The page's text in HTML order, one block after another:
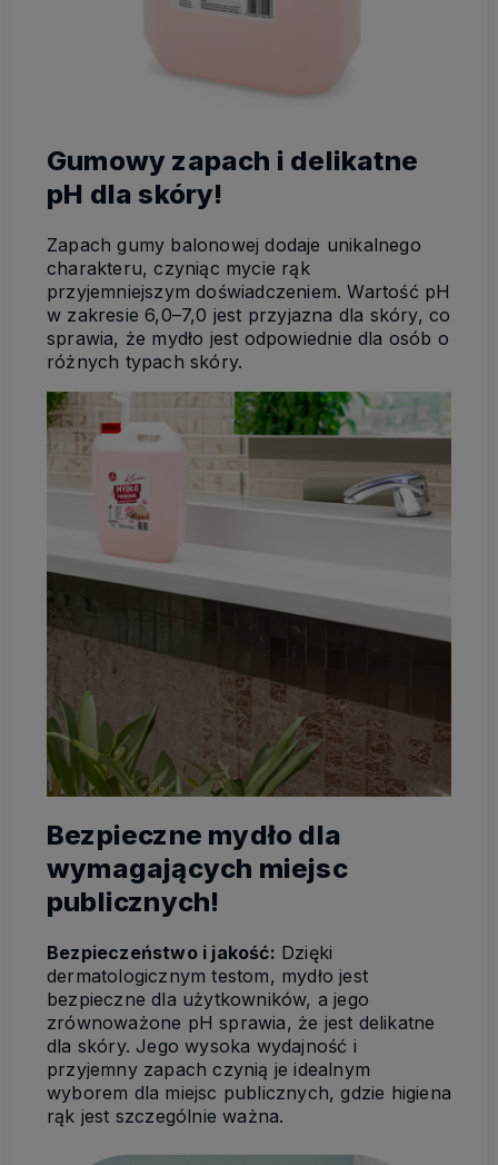
Gumowy zapach i delikatne
pH dla skóry!
Zapach gumy balonowej dodaje unikalnego
charakteru, czyniąc mycie rąk
przyjemniejszym doświadczeniem. Wartość pH
w zakresie 6,0–7,0 jest przyjazna dla skóry, co
sprawia, że mydło jest odpowiednie dla osób o
różnych typach skóry.
Bezpieczne mydło dla
wymagających miejsc
publicznych!
Bezpieczeństwo i jakość: Dzięki
dermatologicznym testom, mydło jest
bezpieczne dla użytkowników, a jego
zrównoważone pH sprawia, że jest delikatne
dla skóry. Jego wysoka wydajność i
przyjemny zapach czynią je idealnym
wyborem dla miejsc publicznych, gdzie higiena
rąk jest szczególnie ważna.